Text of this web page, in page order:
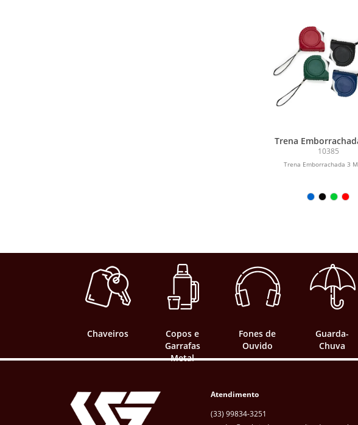
Trena
Metros
10385
Trena Emborrachada 3
Chaveiros
Copos e
Garrafas
Metal
Fones de
Ouvido
Guarda-
Chuva
Atendimento
(33) 99834-3251